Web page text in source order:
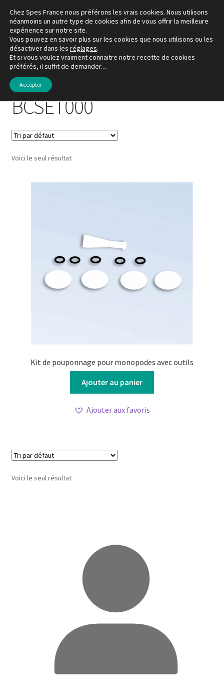
Aller
à
la
navigation
Aller
au
contenu
Menu
La boutique
Mon compte
Favoris
À propos de Spes France
Accueil Produits identifiés “BCSET000”
BCSET000
Voici le seul résultat
Kit de pouponnage pour monopodes avec outils
Ajouter au panier
Ajouter aux favoris
Voici le seul résultat
Chez Spes France nous préférons les vrais cookies. Nous utilisons
néanmoins un autre type de cookies afin de vous offrir la meilleure
expérience sur notre site.
Vous pouvez en savoir plus sur les cookies que nous utilisons ou les
désactiver dans les réglages.
Et si vous voulez vraiment connaitre notre recette de cookies
préférés, il suffit de demander....
Accepter